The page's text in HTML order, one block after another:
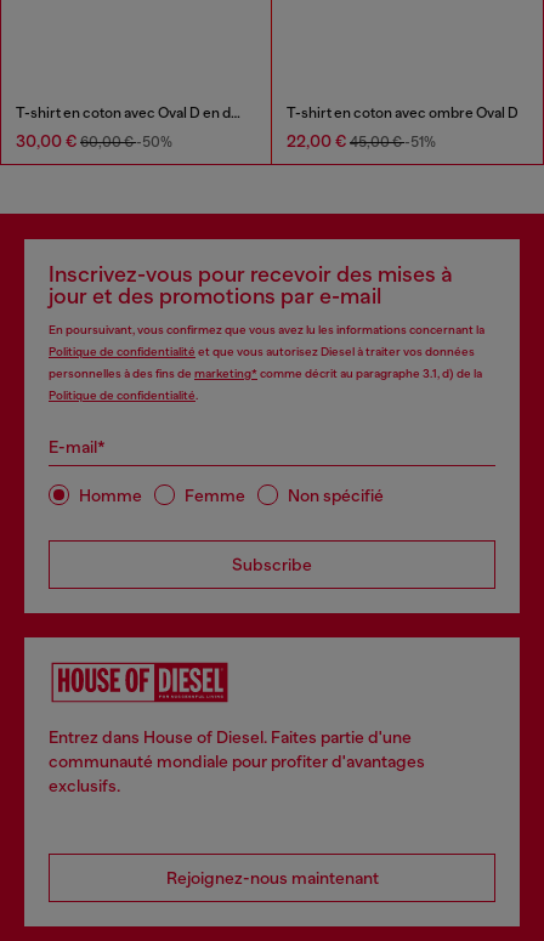
T-shirt en coton avec Oval D en denim
30,00 € 60,00 €-50%
T-shirt en coton avec ombre Oval D
22,00 € 45,00 €-51%
Inscrivez-vous pour recevoir des mises à
jour et des promotions par e-mail
En poursuivant, vous confirmez que vous avez lu les informations concernant la
Politique de confidentialité et que vous autorisez Diesel à traiter vos données
personnelles à des fins de marketing*comme décrit au paragraphe 3.1, d) de la
Politique de confidentialité
E-mail*
Homme Femme Non spécifié
Subscribe
Entrez dans House of Diesel. Faites partie d'une
communauté mondiale pour profiter d'avantages
exclusifs.
Rejoignez-nous maintenant